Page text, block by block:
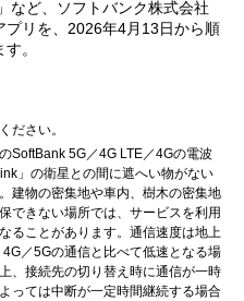
など、ソフトバンク株式会社
リを、2026年4月13日から順
。
ださい。
SoftBank 5G／4G LTE／4Gの電波
」の衛星との間に遮へい物がない
建物の密集地や車内、樹木の密集地
できない場所では、サービスを利用
ることがあります。通信速度は地上
／5Gの通信と比べて低速となる場
、接続先の切り替え時に通信が一時
っては中断が一定時間継続する場合